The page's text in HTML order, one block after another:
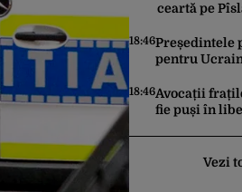
ceartă pe
însuși
18:46Președintele
pentru
18:46Avocații
fie puși în
Vezi